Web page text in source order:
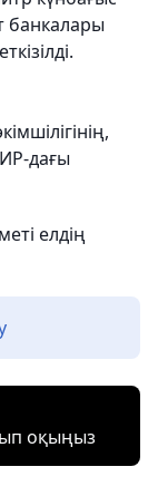
банкалары
дағы
елдің
оқыңыз